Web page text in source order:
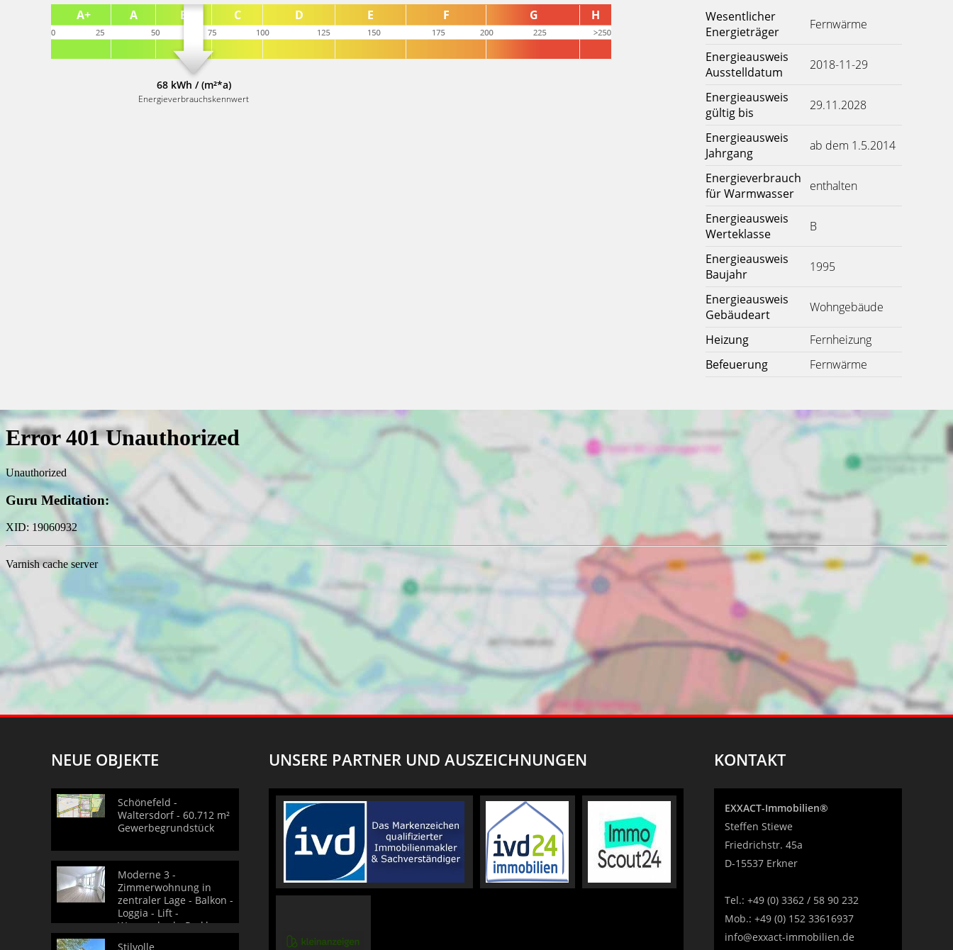
68 kWh / (m²*a)
Energieverbrauchskennwert
Wesentlicher
Energieträger
Fernwärme
Energieausweis
Ausstelldatum
2018-11-29
Energieausweis
gültig bis
29.11.2028
Energieausweis
Jahrgang
ab dem 1.5.2014
Energieverbrauch
für Warmwasser
enthalten
Energieausweis
Werteklasse
B
Energieausweis
Baujahr
1995
Energieausweis
Gebäudeart
Wohngebäude
Heizung
Fernheizung
Befeuerung
Fernwärme
NEUE OBJEKTE
Schönefeld -
Waltersdorf - 60.712 m²
Gewerbegrundstück
Moderne 3 -
Zimmerwohnung in
zentraler Lage - Balkon -
Loggia - Lift -
Wannenbad - Parkhaus
Stilvolle
UNSERE PARTNER UND AUSZEICHNUNGEN KONTAKT
EXXACT-Immobilien®
Steffen Stiewe
Friedrichstr. 45a
D-15537 Erkner
Tel.: +49 (0) 3362 / 58 90 232
Mob.: +49 (0) 152 33616937
info@exxact-immobilien.de